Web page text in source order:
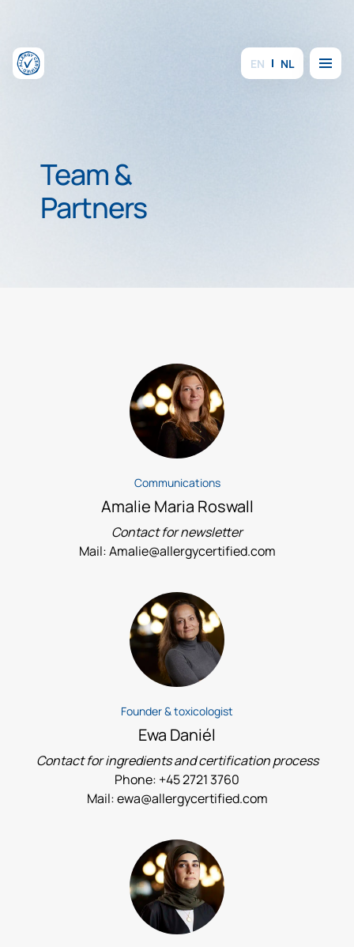
EN NL Menu
Team &
Partners
Communications
Amalie Maria Roswall
Contact for newsletter
Mail: Amalie@allergycertified.com
Founder & toxicologist
Ewa Daniél
Contact for ingredients and certification process
Phone: +45 2721 3760
Mail: ewa@allergycertified.com